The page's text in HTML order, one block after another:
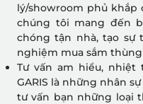
lý/showroom phủ
chúng tôi mang đến
chóng tận nhà, tạo sự
nghiệm mua sắm thùng
Tư vấn am hiểu,
GARIS là những nhân
tư vấn bạn những loại